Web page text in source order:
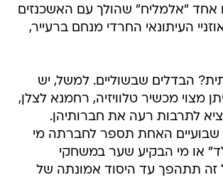
אחד "אלמליח" שהולך עם האשכנזים
העיתונאי החרדי מנחם ברעייר,
הבדלים שבשוליים. למשל, יש
מצוי מכשיר טלוויזיה, רחמנא לצלן,
לתרבות רעה את חברותיהן.
האחת תספר לחברתה מי
או מי הבקיע שער במשחקי
זה תתהפך עד היסוד אמונתה של